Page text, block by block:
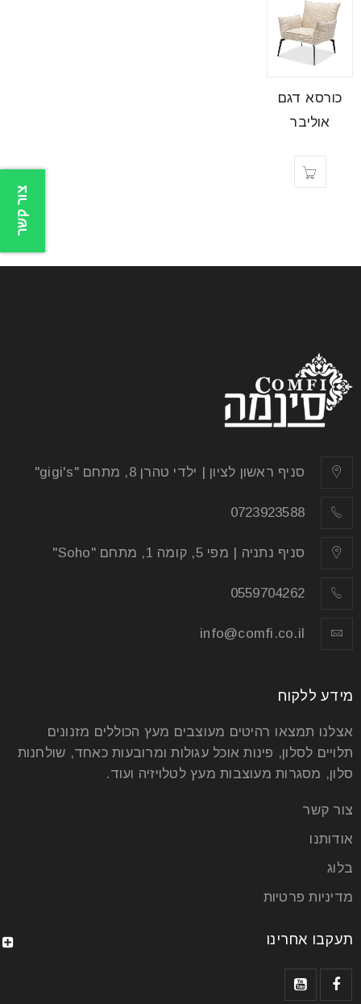
כורסא דגם
אוליבר
סניף ראשון לציון | ילדי טהרן 8, מתחם "gigi's"
0723923588
סניף נתניה | מפי 5, קומה 1, מתחם "Soho"
0559704262
info@comfi.co.il
מידע ללקוח
אצלנו תמצאו רהיטים מעוצבים מעץ הכוללים מזנונים
תלויים לסלון, פינות אוכל עגולות ומרובעות כאחד, שולחנות
סלון, מסגרות מעוצבות מעץ לטלויזיה ועוד.
צור קשר
אודותנו
בלוג
מדיניות פרטיות
תעקבו אחרינו
צור קשר